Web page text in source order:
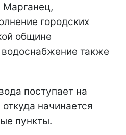
Марганец,
городских
общине
также
поступает на
начинается
пункты.